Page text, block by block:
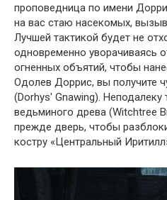
проповедница по имени
на вас стаю насекомых,
Лучшей тактикой будет не
одновременно уворачиваясь
огненных объятий, чтобы
Одолев Доррис, вы получите
(Dorhys' Gnawing).
ведьминого древа (Witchtree
прежде дверь, чтобы
костру «Центральный